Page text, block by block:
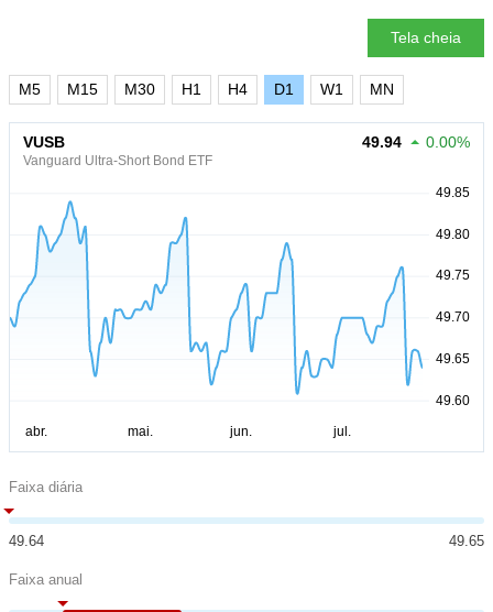
Tela cheia
M5 M15 M30 H1 H4 D1 W1 MN
VUSB
Vanguard Ultra-Short Bond ETF
49.94 0.00%
Faixa diária
49.64 49.65
Faixa anual